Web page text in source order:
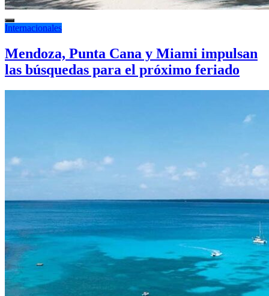
Internacionales
Mendoza, Punta Cana y Miami impulsan
las búsquedas para el próximo feriado